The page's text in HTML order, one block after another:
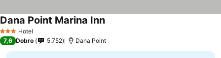
3 Zvezdice
Hotel
Dana Point Marina InnPogledaj cene
7,6 Dobro 5.752 Dana Point